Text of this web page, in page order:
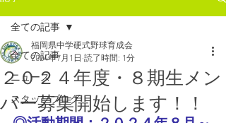
全ての記事
ニュース
スタッフブログ
全ての記事
２０２４年度・８期生メン
バー募集開始します！！
福岡県中学硬式野球育成会
2024年7月1日 読了時間: 1分